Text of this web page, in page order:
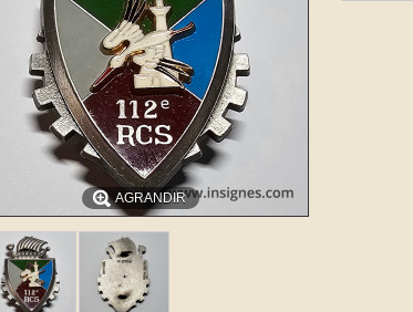
AGRANDIR